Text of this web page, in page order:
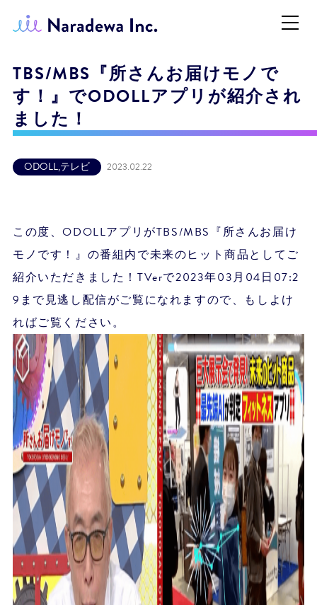
TBS/MBS『所さんお届けモノで
す！』でODOLLアプリが紹介され
ました！
ODOLL,テレビ 2023.02.22
この度、ODOLLアプリがTBS/MBS『所さんお届け
モノです！』の番組内で未来のヒット商品としてご
紹介いただきました！TVerで2023年03月04日07:2
9まで見逃し配信がご覧になれますので、もしよけ
ればご覧ください。